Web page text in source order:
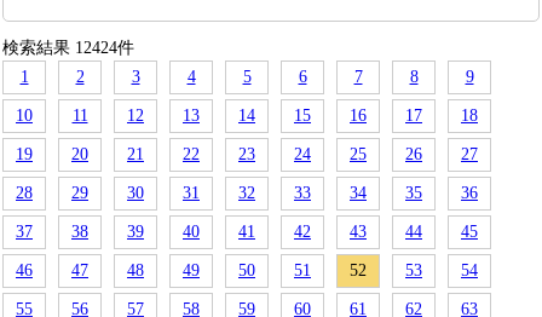
検索結果 12424件
1
2 3 4 5 6 7 8 9
10 11 12 13 14 15 16 17 18
19 20 21 22 23 24 25 26 27
28 29 30 31 32 33 34 35 36
37 38 39 40 41 42 43 44 45
46 47 48 49 50 51 52 53 54
55 56 57 58 59 60 61 62 63